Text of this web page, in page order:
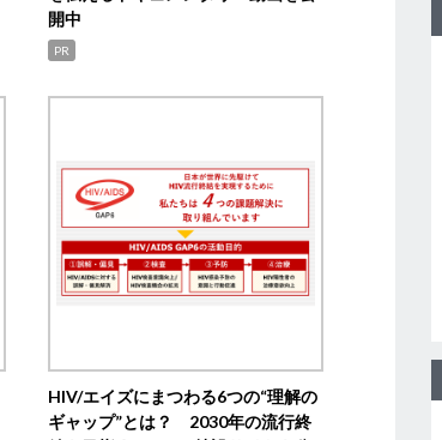
開中
PR
HIV/エイズにまつわる6つの“理解の
ギャップ”とは？ 2030年の流行終